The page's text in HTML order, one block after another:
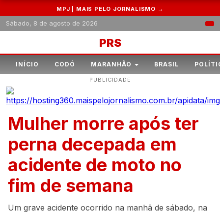
MPJ | MAIS PELO JORNALISMO →
Sábado, 8 de agosto de 2026
PRS
INÍCIO CODÓ MARANHÃO BRASIL
PUBLICIDADE
Mulher morre após ter
perna decepada em
acidente de moto no
fim de semana
Um grave acidente ocorrido na manhã de sábado, na